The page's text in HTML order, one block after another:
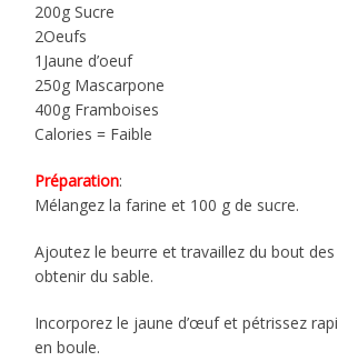
200g Sucre
2Oeufs
1Jaune d’oeuf
250g Mascarpone
400g Framboises
Calories = Faible
Préparation:
Mélangez la farine et 100 g de sucre.
Ajoutez le beurre et travaillez du bout
obtenir du sable.
Incorporez le jaune d’œuf et pétrissez
en boule.